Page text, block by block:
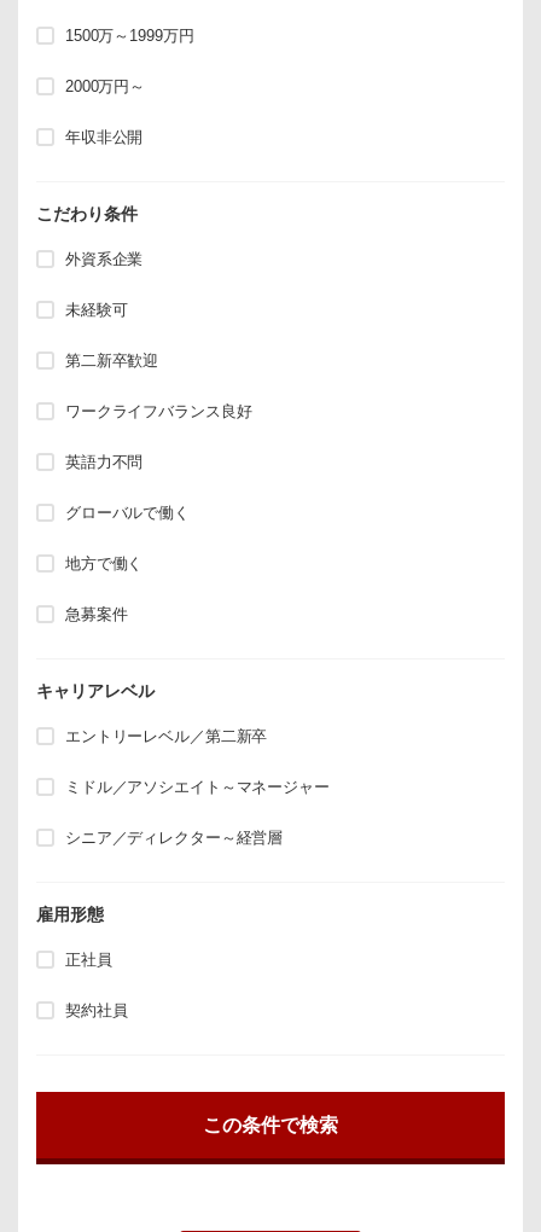
1500万～1999万円
2000万円～
年収非公開
こだわり条件
外資系企業
未経験可
第二新卒歓迎
ワークライフバランス良好
英語力不問
グローバルで働く
地方で働く
急募案件
キャリアレベル
エントリーレベル／第二新卒
ミドル／アソシエイト～マネージャー
シニア／ディレクター～経営層
雇用形態
正社員
契約社員